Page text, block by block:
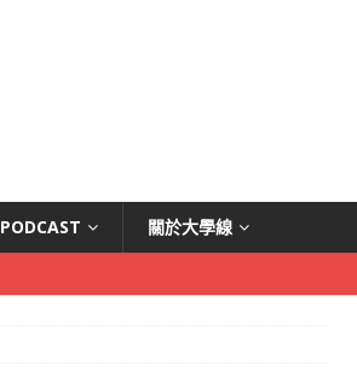
PODCAST 關於大學線